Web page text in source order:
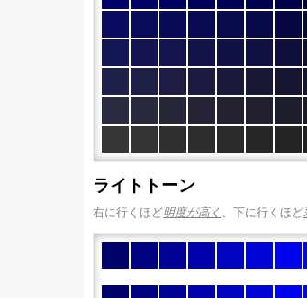
ライトトーン
右に行くほど明度が高く 、下に行くほど